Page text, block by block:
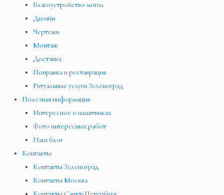
Благоустройство могил
Дизайн
Чертежи
Монтаж
Доставка
Поправка и реставрация
Ритуальные услуги Зеленоград
Полезная информация
Интересное о памятниках
Фото интересных работ
Наш блог
Контакты
Контакты Зеленоград
Контакты Москва